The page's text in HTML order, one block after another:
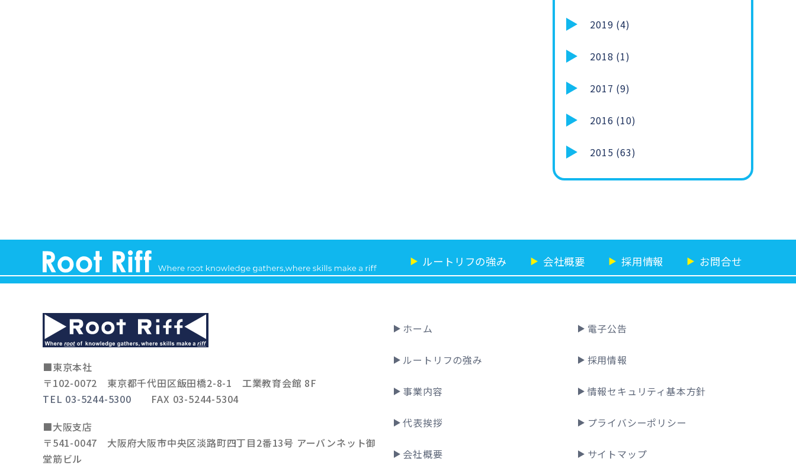
2019 (4)
2018 (1)
2017 (9)
2016 (10)
2015 (63)
▶ ルートリフの強み ▶ 会社概要 ▶ 採用情報 ▶ お問合せ
■東京本社
〒102-0072
東京都千代田区飯田橋2-8-1 工業教育会館 8F
TEL 03-5244-5300
FAX 03-5244-5304
■大阪支店
〒541-0047
大阪府大阪市中央区淡路町四丁目2番13号 アーバンネット御
堂筋ビル
ホーム
ルートリフの強み
事業内容
代表挨拶
会社概要
電子公告
採用情報
情報セキュリティ基本方針
プライバシーポリシー
サイトマップ